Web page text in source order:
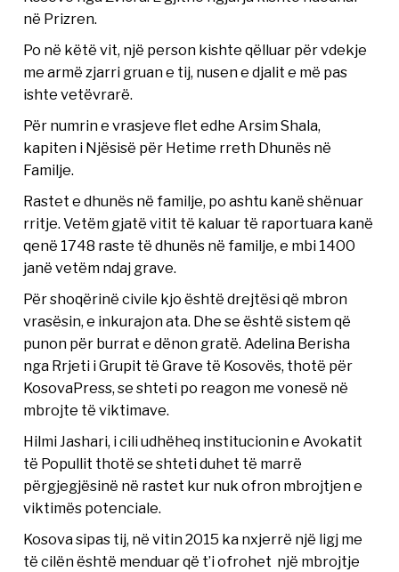
në Prizren.
Po në këtë vit, një person kishte qëlluar për vdekje
me armë zjarri gruan e tij, nusen e djalit e më pas
ishte vetëvrarë.
Për numrin e vrasjeve flet edhe Arsim Shala,
kapiten i Njësisë për Hetime rreth Dhunës në
Familje.
Rastet e dhunës në familje, po ashtu kanë shënuar
rritje. Vetëm gjatë vitit të kaluar të raportuara kanë
qenë 1748 raste të dhunës në familje, e mbi 1400
janë vetëm ndaj grave.
Për shoqërinë civile kjo është drejtësi që mbron
vrasësin, e inkurajon ata. Dhe se është sistem që
punon për burrat e dënon gratë. Adelina Berisha
nga Rrjeti i Grupit të Grave të Kosovës, thotë për
KosovaPress, se shteti po reagon me vonesë në
mbrojte të viktimave.
Hilmi Jashari, i cili udhëheq institucionin e Avokatit
të Popullit thotë se shteti duhet të marrë
përgjegjësinë në rastet kur nuk ofron mbrojtjen e
viktimës potenciale.
Kosova sipas tij, në vitin 2015 ka nxjerrë një ligj me
të cilën është menduar që t’i ofrohet një mbrojtje